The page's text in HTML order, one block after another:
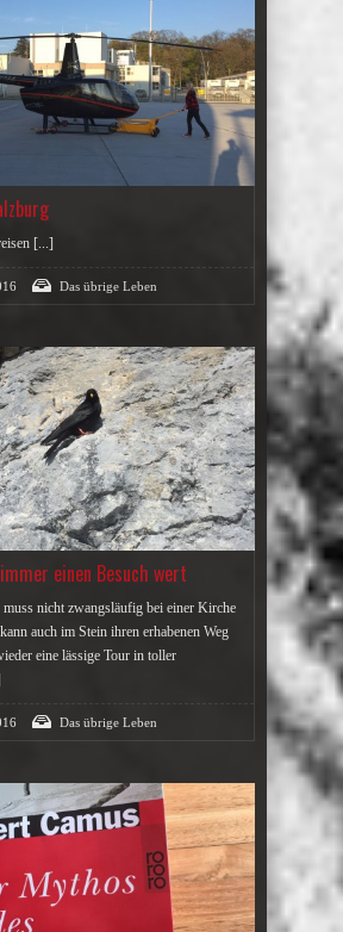
[...]
Das übrige Leben
einen Besuch wert
muss nicht zwangsläufig bei einer Kirche
auch im Stein ihren erhabenen Weg
eine lässige Tour in toller
Das übrige Leben